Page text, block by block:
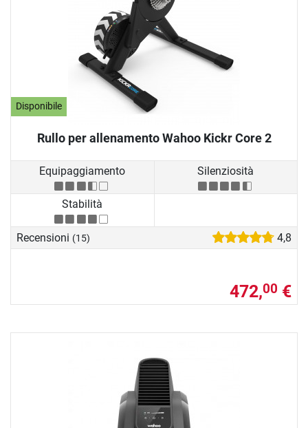
Disponibile
Rullo per allenamento Wahoo Kickr Core 2
Equipaggiamento Silenziosità
Stabilità
Recensioni (15) 4,8
472,00 €